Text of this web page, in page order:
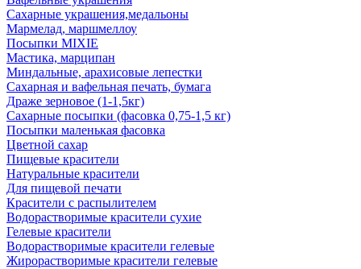
Сахарные украшения,медальоны
Мармелад, маршмеллоу
Посыпки MIXIE
Мастика, марципан
Миндальные, арахисовые лепестки
Сахарная и вафельная печать, бумага
Драже зерновое (1-1,5кг)
Сахарные посыпки (фасовка 0,75-1,5 кг)
Посыпки маленькая фасовка
Цветной сахар
Пищевые красители
Натуральные красители
Для пищевой печати
Красители с распылителем
Водорастворимые красители сухие
Гелевые красители
Водорастворимые красители гелевые
Жирорастворимые красители гелевые